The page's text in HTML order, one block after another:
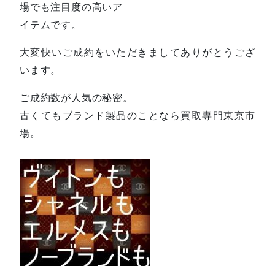
場でも注目度の高いア
イテムです。
大変快いご成約をいただきましてありがとうござ
います。
ご成約数が人気の秘密。
古くてもブランド製品のことなら買取専門東京市
場。